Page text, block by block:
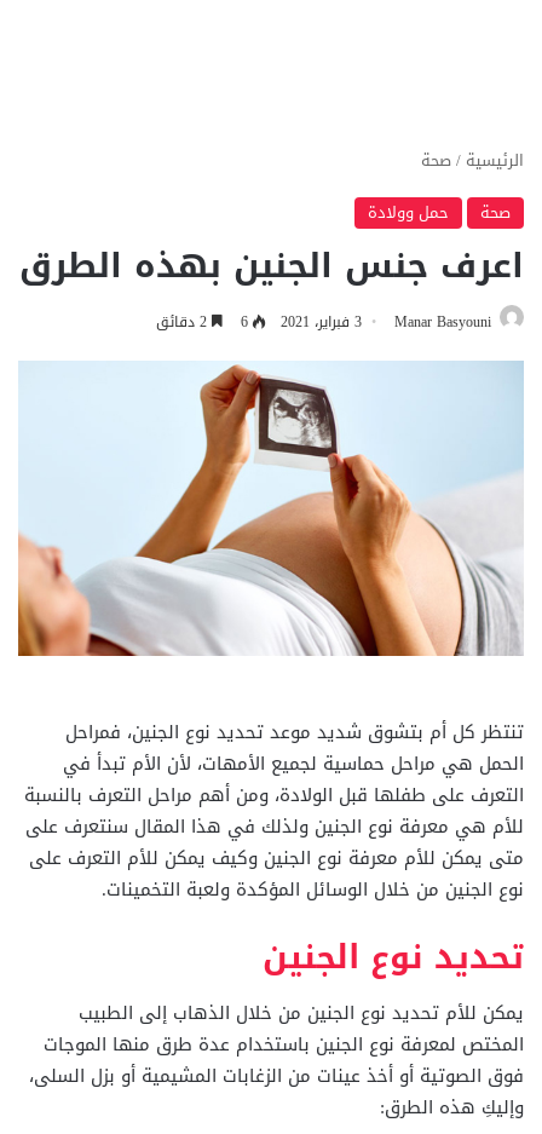
الرئيسية /صحة
صحة
حمل وولادة
اعرف جنس الجنين بهذه الطرق
Manar Basyouni 3 فبراير، 2021 6
تنتظر كل أم بتشوق شديد موعد تحديد نوع الجنين، فمراحل
الحمل هي مراحل حماسية لجميع الأمهات، لأن الأم تبدأ في
التعرف على طفلها قبل الولادة، ومن أهم مراحل التعرف بالنسبة
للأم هي معرفة نوع الجنين ولذلك في هذا المقال سنتعرف على
متى يمكن للأم معرفة نوع الجنين وكيف يمكن للأم التعرف على
نوع الجنين من خلال الوسائل المؤكدة ولعبة التخمينات.
تحديد نوع الجنين
يمكن للأم تحديد نوع الجنين من خلال الذهاب إلى الطبيب
المختص لمعرفة نوع الجنين باستخدام عدة طرق منها الموجات
فوق الصوتية أو أخذ عينات من الزغابات المشيمية أو بزل السلى،
وإليكِ هذه الطرق: